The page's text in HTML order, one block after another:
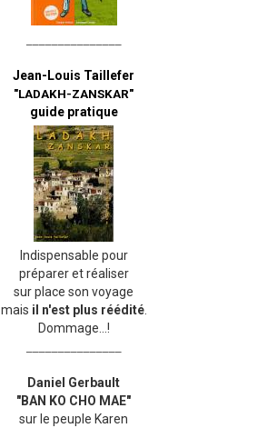
Jean-Louis Taillefer
"LADAKH-ZANSKAR"
guide pratique
Indispensable pour
préparer et réaliser
sur place son voyage
mais il n'est plus réédité.
Dommage...!
Daniel Gerbault
"BAN KO CHO MAE"
sur le peuple Karen